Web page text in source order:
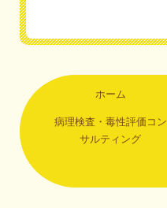
ホーム
病理検査・毒性評価コン
サルティング